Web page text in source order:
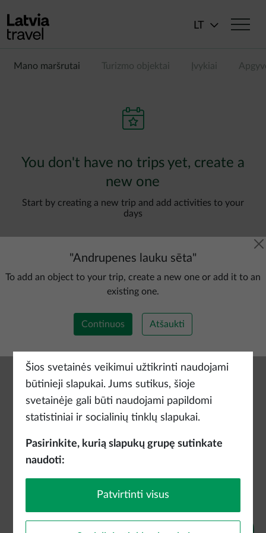
LT
Mano maršrutai Turizmo objektai Įvykiai
You don't have no trips yet, create a
new one
Start by creating a new trip and add activities to your
days
Pridėti naują maršrutą
"Andrupenes lauku sēta"
To add an object to your trip, create a new one or add it to an
existing one.
Continuos Atšaukti
Šios svetainės veikimui užtikrinti naudojami
būtinieji slapukai. Jums sutikus, šioje
svetainėje gali būti naudojami papildomi
statistiniai ir socialinių tinklų slapukai.
Pasirinkite, kurią slapukų grupę sutinkate
naudoti:
Patvirtinti visus